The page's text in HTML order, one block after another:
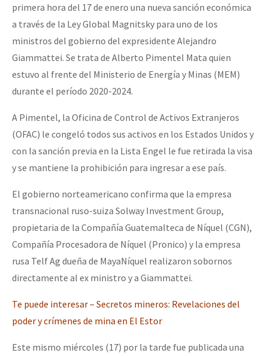
primera hora del 17 de enero una nueva sanción económica
a través de la Ley Global Magnitsky para uno de los
ministros del gobierno del expresidente Alejandro
Giammattei. Se trata de Alberto Pimentel Mata quien
estuvo al frente del Ministerio de Energía y Minas (MEM)
durante el período 2020-2024.
A Pimentel, la Oficina de Control de Activos Extranjeros
(OFAC) le congeló todos sus activos en los Estados Unidos y
con la sanción previa en la Lista Engel le fue retirada la visa
y se mantiene la prohibición para ingresar a ese país.
El gobierno norteamericano confirma que la empresa
transnacional ruso-suiza Solway Investment Group,
propietaria de la Compañía Guatemalteca de Níquel (CGN),
Compañía Procesadora de Níquel (Pronico) y la empresa
rusa Telf Ag dueña de MayaNíquel realizaron sobornos
directamente al ex ministro y a Giammattei.
Te puede interesar – Secretos mineros: Revelaciones del
poder y crímenes de mina en El Estor
Este mismo miércoles (17) por la tarde fue publicada una